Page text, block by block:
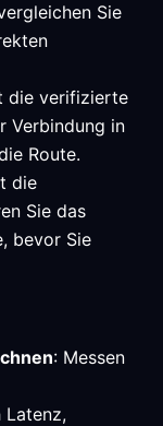
Sie
die verifizierte
Verbindung in
Route.
die
Sie das
bevor Sie
: Messen
Latenz,